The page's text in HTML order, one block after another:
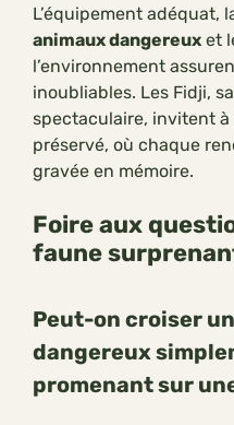
L’équipement adéquat,
animaux dangereux et
l’environnement
inoubliables. Les Fidji,
spectaculaire, invitent à
préservé, où chaque
gravée en mémoire.
Foire aux
faune
Peut-on croiser
dangereux
promenant sur